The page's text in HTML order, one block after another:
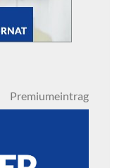
Premiumeintrag